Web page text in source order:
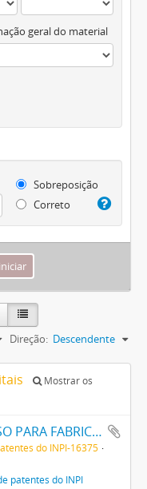
geral do material
Sobreposição
Correto
Direção: Descendente
Mostrar os
UM NOVO PROCESSO PARA FABRICAÇÃO DE MATERIAS CORANTES PRETAS CONTENDO ENXOFRE PARA TINGIR ALGODÃO
do INPI-16375
patentes do INPI